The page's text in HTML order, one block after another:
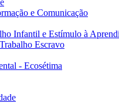
e Comunicação
Infantil e Estímulo à
Escravo
- Ecosétima